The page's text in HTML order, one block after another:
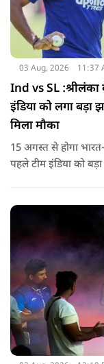
03 Aug, 2026 11:37
Ind vs SL
इंडिया को लगा बड़ा
मिला मौका
15 अगस्त से होगा
पहले टीम इंडिया को